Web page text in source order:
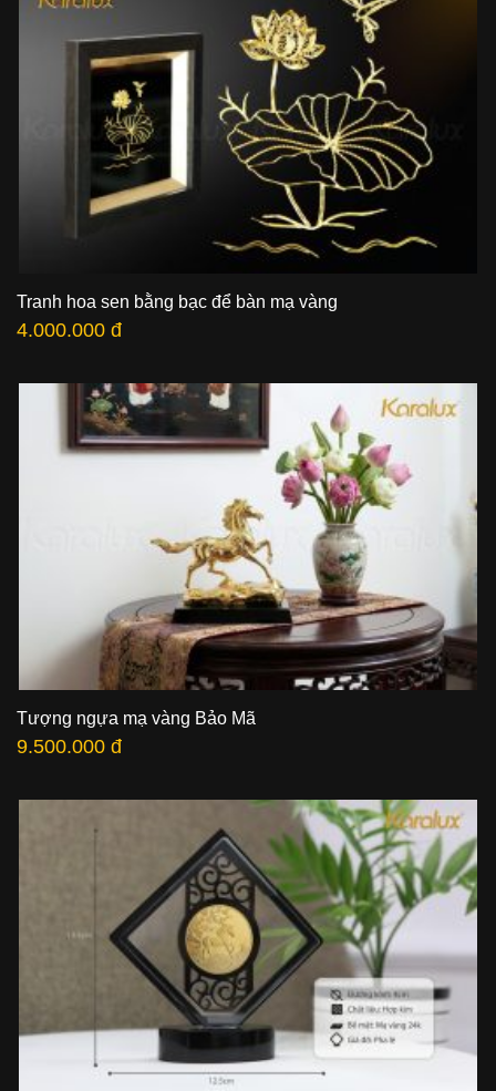
Tranh hoa sen bằng bạc để bàn mạ vàng
4.000.000 đ
Tượng ngựa mạ vàng Bảo Mã
9.500.000 đ